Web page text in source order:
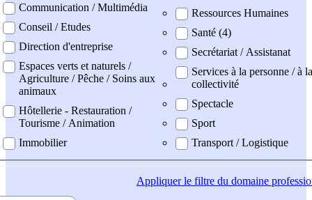
Communication / Multimédia
Conseil / Etudes
Direction d'entreprise
Espaces verts et naturels /
Agriculture / Pêche / Soins aux
animaux
Hôtellerie - Restauration /
Tourisme / Animation
Immobilier
Ressources Humaines
Santé (4)
Secrétariat / Assistanat
Services à la personne / à la
collectivité
Spectacle
Sport
Transport / Logistique
Appliquerle filtre du domaine